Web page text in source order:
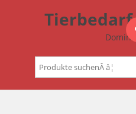
Tierbedarf
Suchen
nach: